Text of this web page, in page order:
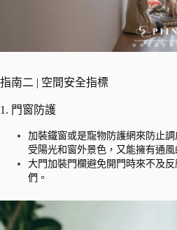
指南二 | 空間安全指標
1. 門窗防護
加裝鐵窗或是寵物防護網來防止
受陽光和窗外景色，又能擁有通風
大門加裝門欄避免開門時來不及
們。